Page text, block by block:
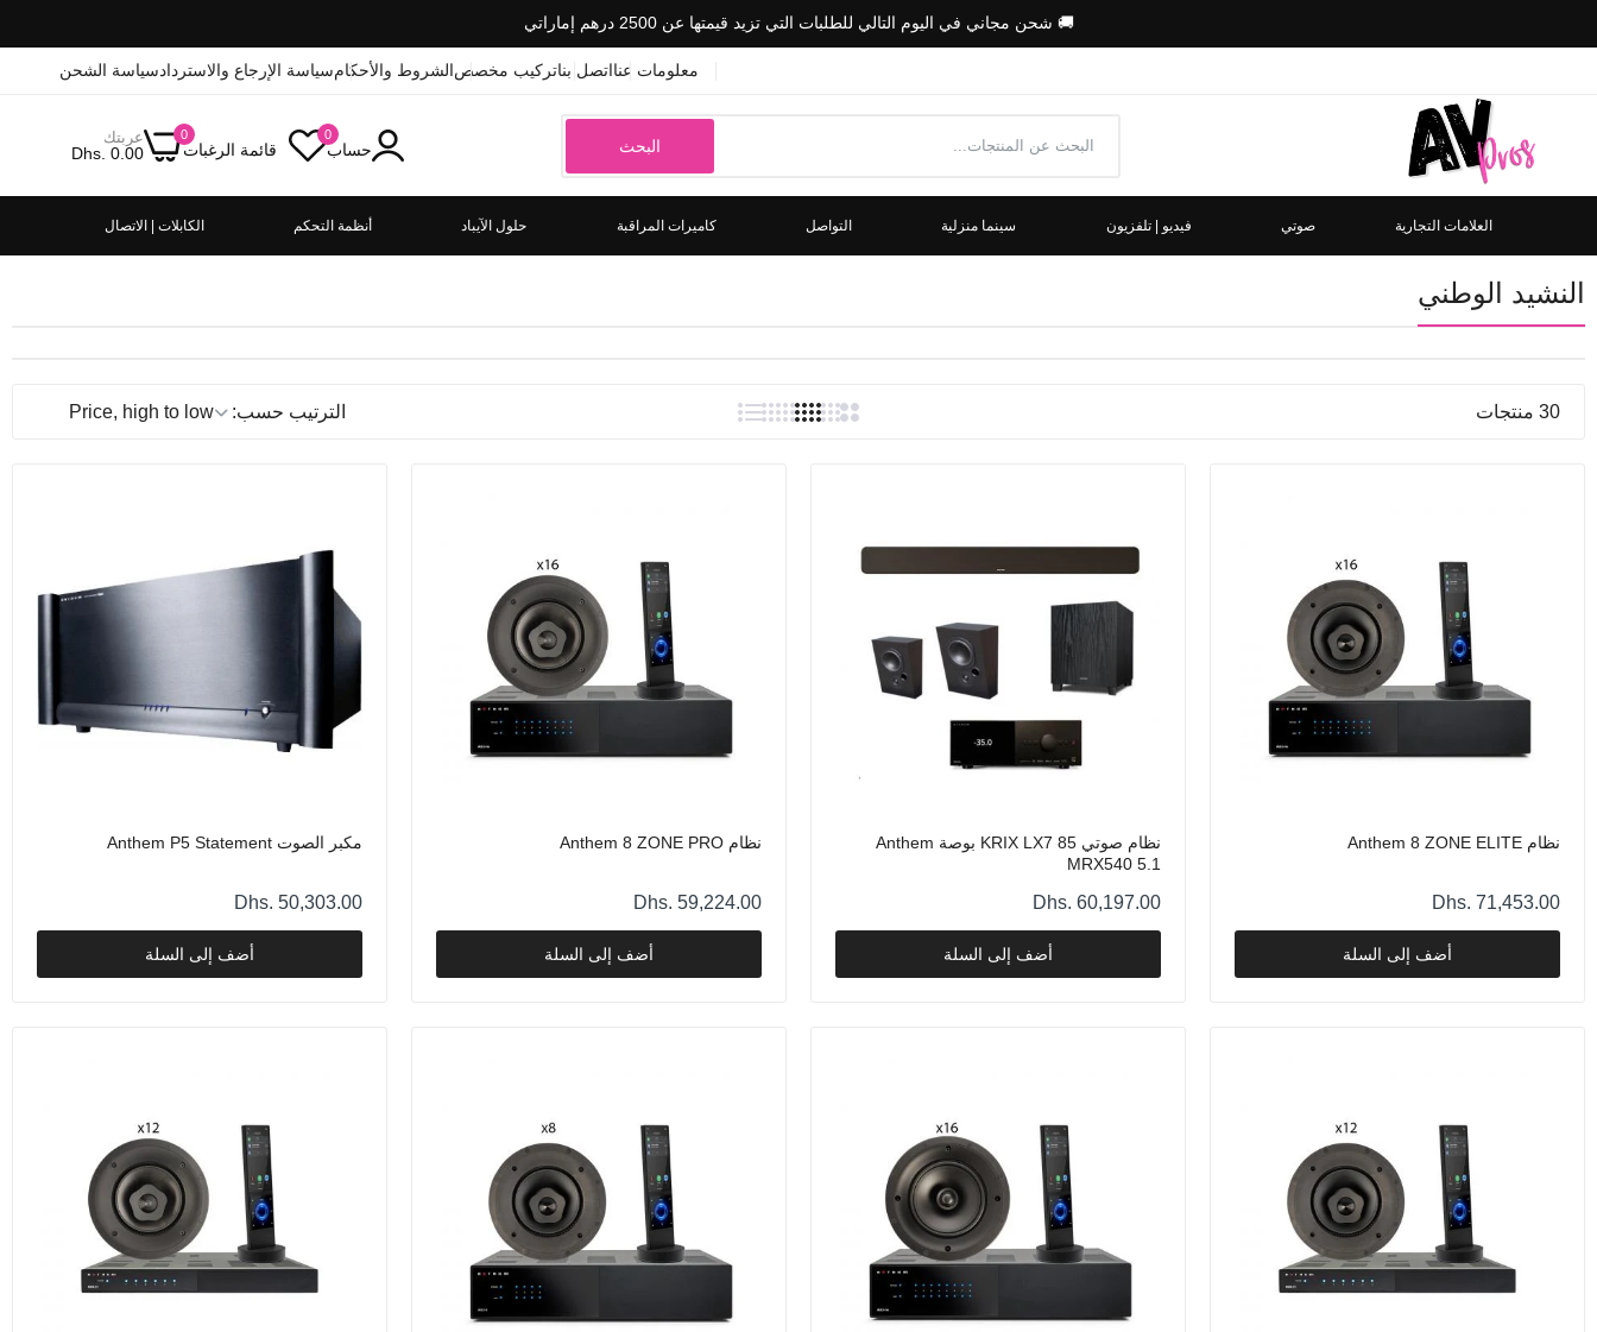
🚚 شحن مجاني في اليوم التالي للطلبات التي تزيد قيمتها عن 2500 درهم إماراتي
معلومات عنااتصل بناتركيب مخصصالشروط والأحكامسياسة الإرجاع والاستردادسياسة الشحن
البحث
نظام Anthem 8 ZONE ELITE
مكبر الصوت Anthem P5 Statement
Dhs. 50,303.00
نظام Anthem 4 ZONE ELITE
Dhs. 41,630.00
حساب
0
قائمة الرغبات
0 عربتك
Dhs. 0.00
العلامات التجارية صوتي فيديو | تلفزيون سينما منزلية التواصل كاميرات المراقبة حلول الآيباد أنظمة التحكم الكابلات | الاتصال
النشيد الوطني
30 منتجات الترتيب حسب:
نظام Anthem 8 ZONE ELITE
Dhs. 71,453.00
أضف إلى السلة
نظام صوتي KRIX LX7 85 بوصة Anthem
MRX540 5.1
Dhs. 60,197.00
أضف إلى السلة
نظام Anthem 8 ZONE PRO
Dhs. 59,224.00
أضف إلى السلة
مكبر الصوت Anthem P5 Statement
Dhs. 50,303.00
أضف إلى السلة